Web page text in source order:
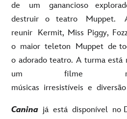
de um ganancioso
destruir o teatro Muppet.
reunir Kermit, Miss Piggy,
o maior teleton Muppet de
o adorado teatro. A turma está
um filme
músicas irresistíveis e
Canina já está disponível no